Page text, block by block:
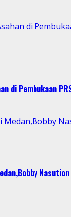
di
di Pembukaan
Medan,Bobby